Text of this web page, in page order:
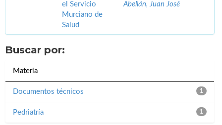
el Servicio
Murciano de
Salud
Abellán, Juan José
Buscar por:
Materia
1
Documentos técnicos
1
Pedriatría